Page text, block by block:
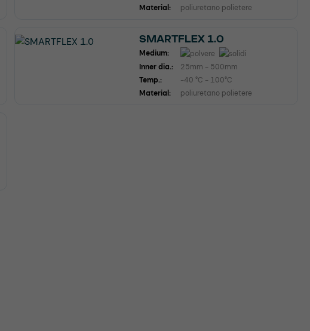
Material:
poliuretano polietere
SMARTFLEX 1.0
Medium:
Inner dia.:
25mm - 500mm
Temp.:
-40 °C - 100°C
Material:
poliuretano polietere